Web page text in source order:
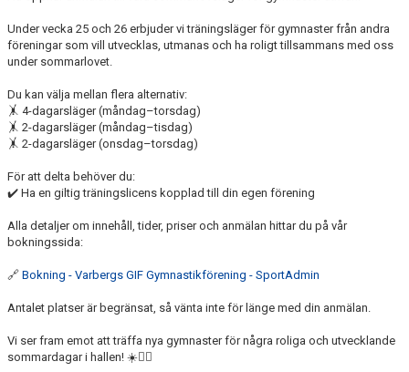
Under vecka 25 och 26 erbjuder vi träningsläger för gymnaster från andra
föreningar som vill utvecklas, utmanas och ha roligt tillsammans med oss
under sommarlovet.
Du kan välja mellan flera alternativ:
🤸 4-dagarsläger (måndag–torsdag)
🤸 2-dagarsläger (måndag–tisdag)
🤸 2-dagarsläger (onsdag–torsdag)
För att delta behöver du:
✔️ Ha en giltig träningslicens kopplad till din egen förening
Alla detaljer om innehåll, tider, priser och anmälan hittar du på vår
bokningssida:
🔗 Bokning - Varbergs GIF Gymnastikförening - SportAdmin
Antalet platser är begränsat, så vänta inte för länge med din anmälan.
Vi ser fram emot att träffa nya gymnaster för några roliga och utvecklande
sommardagar i hallen! ☀️🤸‍♀️